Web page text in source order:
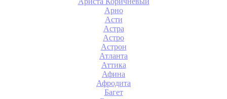
Арно
Асти
Астра
Астро
Астрон
Атланта
Аттика
Афина
Афродита
Багет